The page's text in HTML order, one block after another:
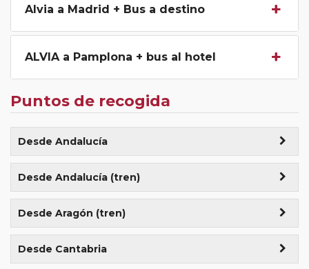
Alvia a Madrid + Bus a destino
ALVIA a Pamplona + bus al hotel
Puntos de recogida
Desde Andalucía
Algeciras (Parada Taxi Hipercor 1:30)
Almería (Avda. Federico García Lorca (Junto C. La Salle)
03:30) +45€
Desde Andalucía (tren)
Córdoba (tren) (Estación de tren)
Granada (tren) (Estación de tren)
Desde Aragón (tren)
Desde Cantabria